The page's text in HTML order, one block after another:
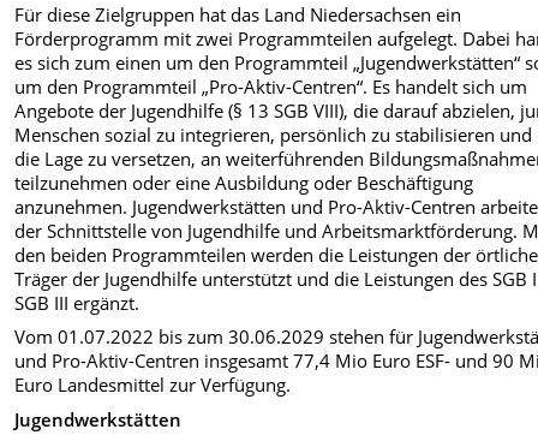
Für diese Zielgruppen hat das Land Niedersachsen ein
Förderprogramm mit zwei Programmteilen aufgelegt. Dabei
es sich zum einen um den Programmteil „Jugendwerkstätten“
um den Programmteil „Pro-Aktiv-Centren“. Es handelt sich um
Angebote der Jugendhilfe (§ 13 SGB VIII), die darauf abzielen,
Menschen sozial zu integrieren, persönlich zu stabilisieren und
die Lage zu versetzen, an weiterführenden
teilzunehmen oder eine Ausbildung oder Beschäftigung
anzunehmen. Jugendwerkstätten und Pro-Aktiv-Centren
der Schnittstelle von Jugendhilfe und Arbeitsmarktförderung.
den beiden Programmteilen werden die Leistungen der
Träger der Jugendhilfe unterstützt und die Leistungen des SGB
SGB III ergänzt.
Vom 01.07.2022 bis zum 30.06.2029 stehen für
und Pro-Aktiv-Centren insgesamt 77,4 Mio Euro ESF- und 90
Euro Landesmittel zur Verfügung.
Jugendwerkstätten